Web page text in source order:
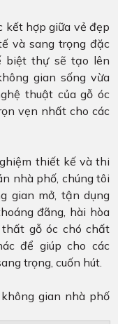
kết hợp giữa vẻ đẹp
và sang trọng đặc
biệt thự sẽ tạo lên
gian sống vừa
thuật của gỗ óc
vẹn nhất cho các
thiết kế và thi
nhà phố, chúng tôi
gian mở, tận dụng
đãng, hài hòa
gỗ óc chó chất
để giúp cho các
trọng, cuốn hút.
gian nhà phố